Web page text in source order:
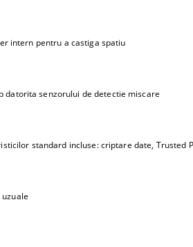
intern pentru a castiga spatiu
datorita senzorului de detectie miscare
standard incluse: criptare date, Trusted